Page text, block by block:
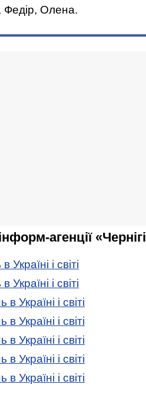
Федір, Олена.
агенції
і світі
і світі
Україні і світі
Україні і світі
Україні і світі
Україні і світі
Україні і світі